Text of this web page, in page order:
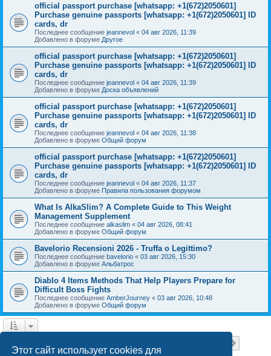
Этот сайт использует cookies для
official passport purchase [whatsapp: +1(672)2050601]
Purchase genuine passports [whatsapp: +1(672)2050601] ID
cards, dr
Последнее сообщение jeannevol « 04 авг 2026, 11:39
Добавлено в форуме Другое
official passport purchase [whatsapp: +1(672)2050601]
Purchase genuine passports [whatsapp: +1(672)2050601] ID
cards, dr
Последнее сообщение jeannevol « 04 авг 2026, 11:39
Добавлено в форуме Доска объявлений
official passport purchase [whatsapp: +1(672)2050601]
Purchase genuine passports [whatsapp: +1(672)2050601] ID
cards, dr
Последнее сообщение jeannevol « 04 авг 2026, 11:38
Добавлено в форуме Общий форум
official passport purchase [whatsapp: +1(672)2050601]
Purchase genuine passports [whatsapp: +1(672)2050601] ID
cards, dr
Последнее сообщение jeannevol « 04 авг 2026, 11:37
Добавлено в форуме Правила пользования форумом
What Is AlkaSlim? A Complete Guide to This Weight
Management Supplement
Последнее сообщение alkaslim « 04 авг 2026, 08:41
Добавлено в форуме Общий форум
Bavelorio Recensioni 2026 - Truffa o Legittimo?
Последнее сообщение bavelorio « 03 авг 2026, 15:30
Добавлено в форуме Альбатрос
Diablo 4 Items Methods That Help Players Prepare for
Difficult Boss Fights
Последнее сообщение AmberJourney « 03 авг 2026, 10:48
Добавлено в форуме Общий форум